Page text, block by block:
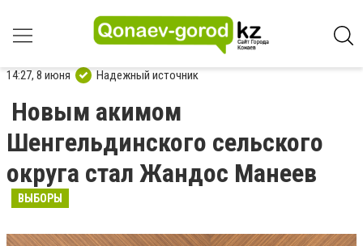
14:27, 8 июня Надежный источник
Новым акимом
Шенгельдинского сельского
округа стал Жандос Манеев
ВЫБОРЫ